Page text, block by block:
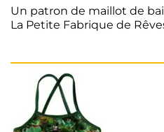
Un patron de maillot de
La Petite Fabrique de